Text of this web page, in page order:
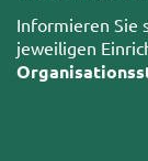
Informieren Sie
jeweiligen